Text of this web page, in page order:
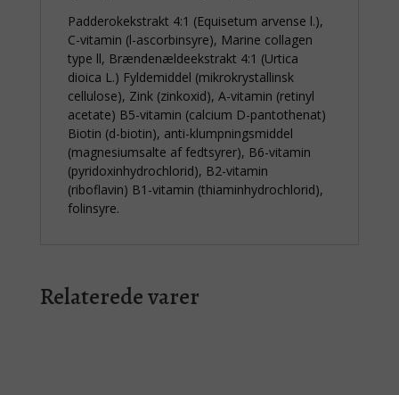
Padderokekstrakt 4:1 (Equisetum arvense l.),
C-vitamin (l-ascorbinsyre), Marine collagen
type ll, Brændenældeekstrakt 4:1 (Urtica
dioica L.) Fyldemiddel (mikrokrystallinsk
cellulose), Zink (zinkoxid), A-vitamin (retinyl
acetate) B5-vitamin (calcium D-pantothenat)
Biotin (d-biotin), anti-klumpningsmiddel
(magnesiumsalte af fedtsyrer), B6-vitamin
(pyridoxinhydrochlorid), B2-vitamin
(riboflavin) B1-vitamin (thiaminhydrochlorid),
folinsyre.
Relaterede varer